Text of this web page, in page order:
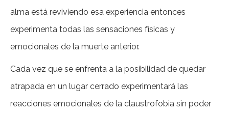
alma está reviviendo esa experiencia entonces
experimenta todas las sensaciones físicas y
emocionales de la muerte anterior.
Cada vez que se enfrenta a la posibilidad de quedar
atrapada en un lugar cerrado experimentará las
reacciones emocionales de la claustrofobia sin poder